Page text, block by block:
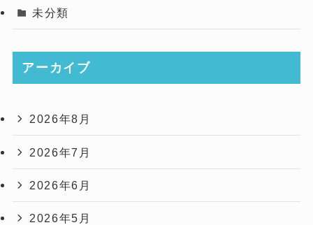
未分類
アーカイブ
2026年8月
2026年7月
2026年6月
2026年5月